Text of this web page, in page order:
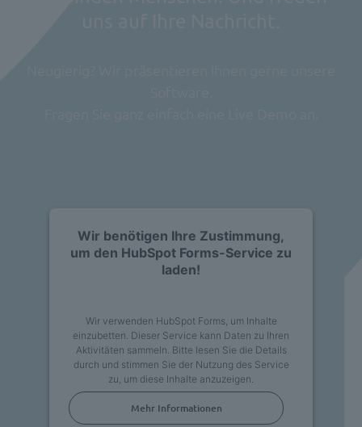
Wir benötigen Ihre Zustimmung,
um den HubSpot Forms-Service zu
laden!
Wir verwenden HubSpot Forms, um Inhalte
einzubetten. Dieser Service kann Daten zu Ihren
Aktivitäten sammeln. Bitte lesen Sie die Details
durch und stimmen Sie der Nutzung des Service
zu, um diese Inhalte anzuzeigen.
Mehr Informationen